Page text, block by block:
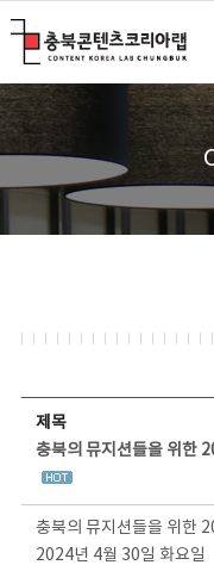
제목
충북의 뮤지션들을 위한
충북의 뮤지션들을 위한
2024년 4월 30일 화요일